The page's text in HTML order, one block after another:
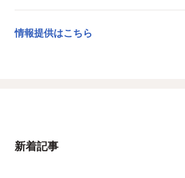
情報提供はこちら
新着記事